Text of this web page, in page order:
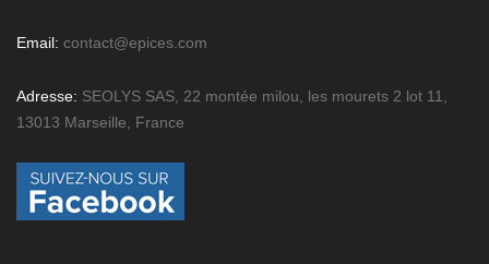
Email: contact@epices.com
Adresse: SEOLYS SAS, 22 montée milou, les mourets 2 lot 11,
13013 Marseille, France